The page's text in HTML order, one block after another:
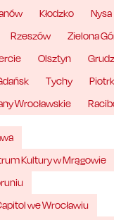
Kłodzko Nysa
Rzeszów Zielona
Olsztyn
Tychy
Wrocławskie
Kultury w Mrągowie
we Wrocławiu